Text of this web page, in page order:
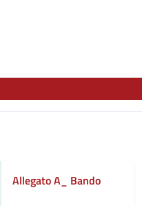
Allegato A_ Bando